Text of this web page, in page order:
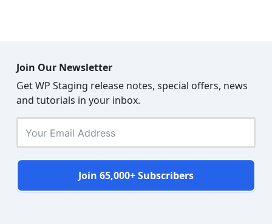
Join Our Newsletter
Get WP Staging release notes, special offers, news
and tutorials in your inbox.
Join 65,000+ Subscribers